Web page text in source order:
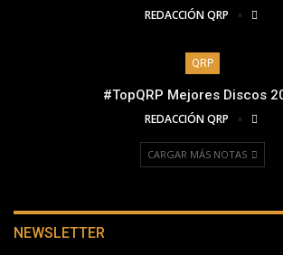
REDACCIÓN QRP
QRP
#TopQRP Mejores Discos
REDACCIÓN QRP
CARGAR MÁS NOTAS
NEWSLETTER